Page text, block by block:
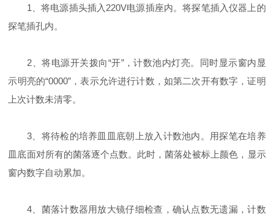
1、将电源插头插入220V电源插座内。将探笔插入仪器上的
探笔插孔内。
2、将电源开关拨向“开”，计数池内灯亮。同时显示窗内显
示明亮的“0000”，表示允许进行计数，如第二次开有数字，证明
上次计数未清零。
3、将待检的培养皿皿底朝上放入计数池内。用探笔在培养
皿底面对所有的菌落逐个点数。此时，菌落处被标上颜色，显示
窗内数字自动累加。
4、菌落计数器用放大镜仔细检查，确认点数无遗漏，计数